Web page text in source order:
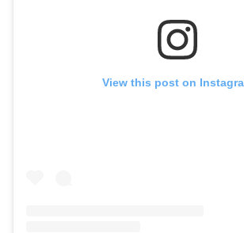
View this post on